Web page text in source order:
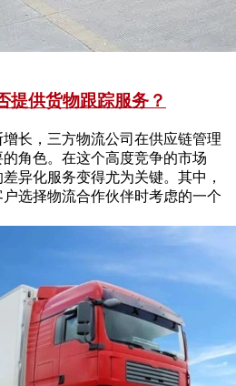
提供货物跟踪服务？
长，三方物流公司在供应链管理
角色。在这个高度竞争的市场
异化服务变得尤为关键。其中，
选择物流合作伙伴时考虑的一个